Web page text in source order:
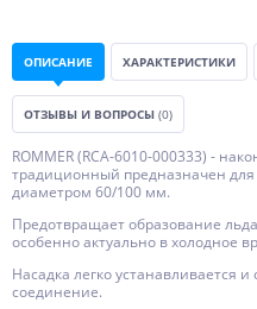
ОПИСАНИЕ ХАРАКТЕРИСТИКИ
ОТЗЫВЫ И ВОПРОСЫ (0)
ROMMER (RCA-6010-000333) -
традиционный предназначен
диаметром 60/100 мм.
Предотвращает образование
особенно актуально в холодное
Насадка легко устанавливается
соединение.